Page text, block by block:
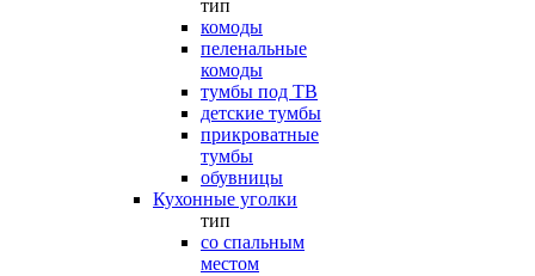
тип
комоды
пеленальные
комоды
тумбы под ТВ
детские тумбы
прикроватные
тумбы
обувницы
Кухонные уголки
тип
со спальным
местом